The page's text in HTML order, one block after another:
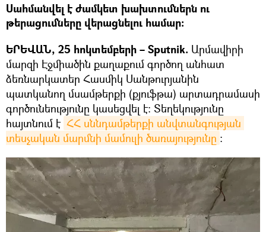
Սահմանվել է ժամկետ խախտումներն ու
թերացումները վերացնելու համար։
ԵՐԵՎԱՆ, 25 հոկտեմբերի – Sputnik. Արմավիրի
մարզի Էջմիածին քաղաքում գործող անհատ
ձեռնարկատեր Հասմիկ Սանթուրյանին
պատկանող մսամթերքի (քյուֆթա) արտադրամասի
գործունեությունը կասեցվել է։ Տեղեկությունը
հայտնում է ՀՀ սննդամթերքի անվտանգության
տեսչական մարմնի մամուլի ծառայությունը ։